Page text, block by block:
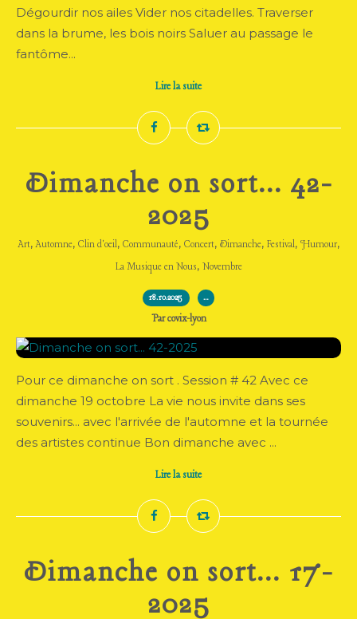
Dégourdir nos ailes Vider nos citadelles. Traverser
dans la brume, les bois noirs Saluer au passage le
fantôme...
Lire la suite
Dimanche on sort... 42-
2025
Art,Automne, Clin d'oeil, Communauté, Concert, Dimanche, Festival, Humour,
La Musique en Nous, Novembre
18.10.2025 …
Par covix-lyon
Pour ce dimanche on sort . Session # 42 Avec ce
dimanche 19 octobre La vie nous invite dans ses
souvenirs... avec l'arrivée de l'automne et la tournée
des artistes continue Bon dimanche avec ...
Lire la suite
Dimanche on sort... 17-
2025